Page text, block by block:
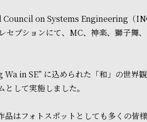
on Systems Engineering（
プションにて、MC、神楽、獅子舞
in SE” に込められた「和」の世界
して実施しました。
はフォトスポットとしても多くの皆